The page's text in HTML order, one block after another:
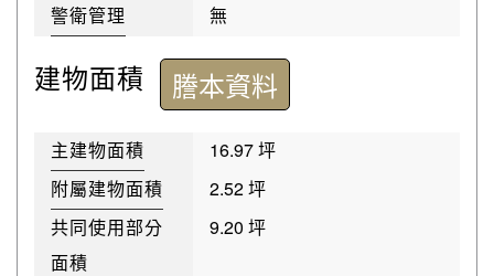
警衛管理
無
建物面積 謄本資料
主建物面積
16.97 坪
附屬建物面積
2.52 坪
共同使用部分
面積
9.20 坪